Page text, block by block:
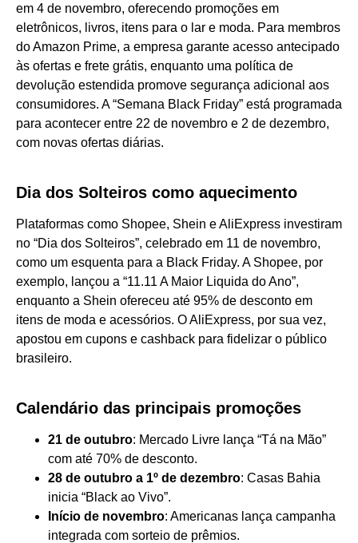
em 4 de novembro, oferecendo promoções em
eletrônicos, livros, itens para o lar e moda. Para membros
do Amazon Prime, a empresa garante acesso antecipado
às ofertas e frete grátis, enquanto uma política de
devolução estendida promove segurança adicional aos
consumidores. A “Semana Black Friday” está programada
para acontecer entre 22 de novembro e 2 de dezembro,
com novas ofertas diárias.
Dia dos Solteiros como aquecimento
Plataformas como Shopee, Shein e AliExpress investiram
no “Dia dos Solteiros”, celebrado em 11 de novembro,
como um esquenta para a Black Friday. A Shopee, por
exemplo, lançou a “11.11 A Maior Liquida do Ano”,
enquanto a Shein ofereceu até 95% de desconto em
itens de moda e acessórios. O AliExpress, por sua vez,
apostou em cupons e cashback para fidelizar o público
brasileiro.
Calendário das principais promoções
21 de outubro: Mercado Livre lança “Tá na Mão”
com até 70% de desconto.
28 de outubro a 1º de dezembro: Casas Bahia
inicia “Black ao Vivo”.
Início de novembro: Americanas lança campanha
integrada com sorteio de prêmios.